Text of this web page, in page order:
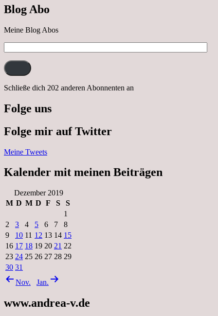
Blog Abo
Meine Blog Abos
Mail-
Adresse:
Schließe dich 202 anderen Abonnenten an
Folge uns
Folge mir auf Twitter
Meine Tweets
Kalender mit meinen Beiträgen
Dezember 2019
M D M D F S
S
1
2
3 4 5 6 7
8
9
10 11 12 13 14 15
16 17 18 19 20 21 22
23 24 25 26 27 28 29
30 31
Nov.
Jan.
www.andrea-v.de